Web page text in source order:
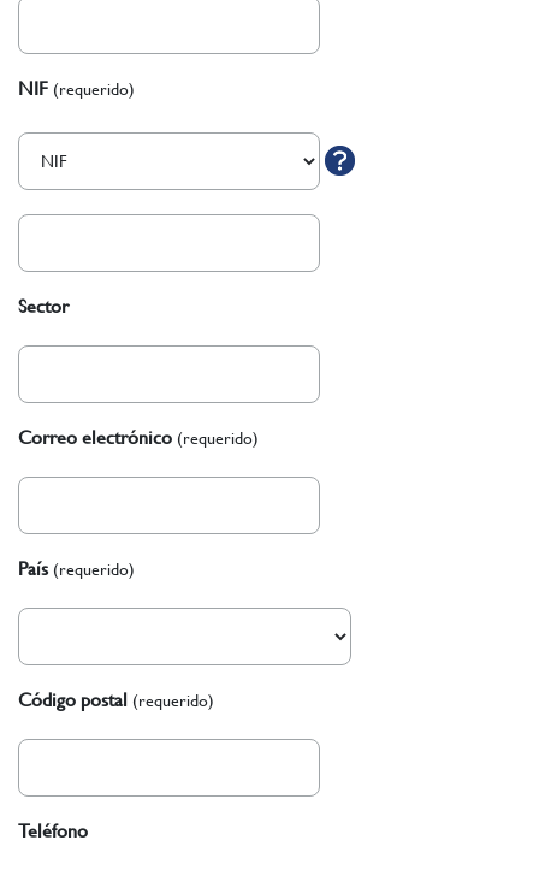
NIF (requerido)
Sector
Correo electrónico (requerido)
País (requerido)
Código postal (requerido)
Teléfono